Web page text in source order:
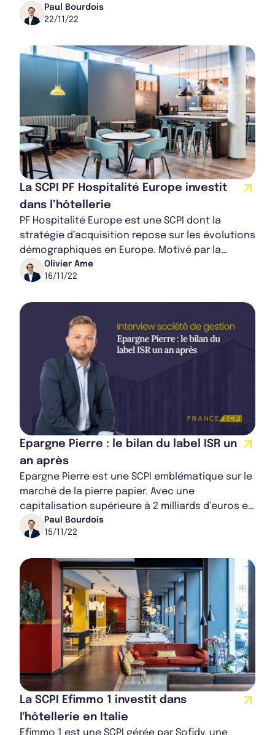
et de l’éducation. Créée en 2012 par la s...
Paul Bourdois
22/11/22
La SCPI PF Hospitalité Europe investit
dans l’hôtellerie
PF Hospitalité Europe est une SCPI dont la
stratégie d’acquisition repose sur les évolutions
démographiques en Europe. Motivé par la
reprise du tourisme en Europe et les
performanc...
Olivier Ame
16/11/22
Epargne Pierre : le bilan du label ISR un
an après
Epargne Pierre est une SCPI emblématique sur le
marché de la pierre papier. Avec une
capitalisation supérieure à 2 milliards d’euros et
300 biens immobiliers, elle affiche chaque a...
Paul Bourdois
15/11/22
La SCPI Efimmo 1 investit dans
l'hôtellerie en Italie